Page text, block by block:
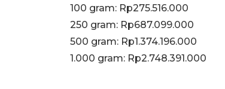
‎100 gram: Rp275.516.000
‎250 gram: Rp687.099.000
‎500 gram: Rp1.374.196.000
‎1.000 gram: Rp2.748.391.000